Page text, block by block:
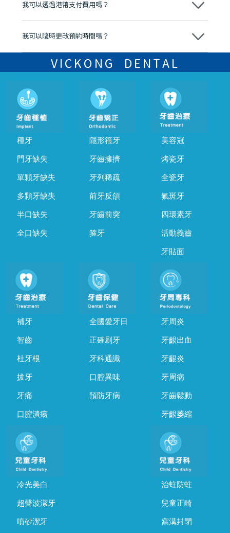
我可以透過港幣支付費用嗎？
可以。維港口腔會按照當日匯率轉算收取費用，而匯率會及時告知客人
我可以隨時更改預約時間嗎？
可以，請盡早通過wechat或whatsapp聯絡我們，告知我們你原本預約
的時間及資料，並且重新預約的日期及時段
VICKONG DENTAL
種牙
門牙缺失
單顆牙缺失
多顆牙缺失
半口缺失
全口缺失
隱形箍牙
牙齒擁擠
牙列稀疏
前牙反頜
牙齒前突
箍牙
美容冠
烤瓷牙
全瓷牙
氟斑牙
四環素牙
活動義齒
牙貼面
補牙
智齒
杜牙根
拔牙
牙痛
口腔潰瘍
全國愛牙日
正確刷牙
牙科通識
口腔異味
預防牙病
牙周炎
牙齦出血
牙齦炎
牙周病
牙齒鬆動
牙齦萎縮
冷光美白
超聲波潔牙
噴砂潔牙
治蛀防蛀
兒童正畸
窩溝封閉